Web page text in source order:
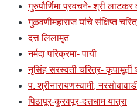
गुरुपौर्णिमा प्रवचने- श्री
गुळवणीमहाराज यांचे संक्षिप्त
दत्त लिलामृत
नर्मदा परिक्रमा- पायी
नृसिंह सरस्वती चरित्र- कृपामूर्ती
प. श्रीनारायणस्वामी,
पिठापूर-कुरवपूर-दत्तधाम यात्रा